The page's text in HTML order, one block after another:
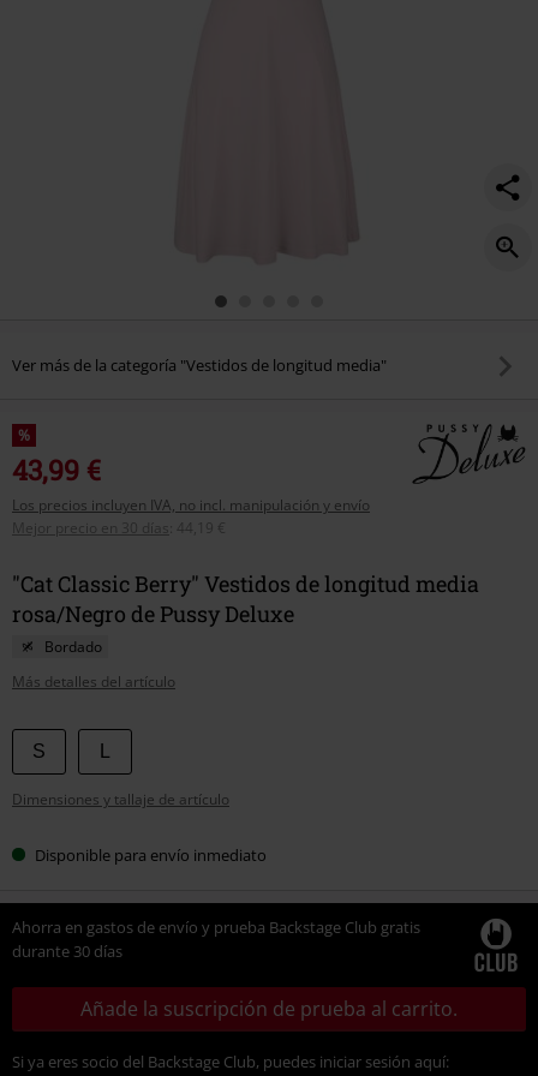
Ver más de la categoría "Vestidos de longitud media"
%
43,99 €
Los precios incluyen IVA, no incl. manipulación y envío
Mejor precio en 30 días
44,19 €
"Cat Classic Berry" Vestidos de longitud media
rosa/Negro de Pussy Deluxe
Bordado
Más detalles del artículo
Elige
tu
talla
S
Dimensiones y tallaje de artículo
Disponible para envío inmediato
Ahorra en gastos de envío y prueba Backstage Club gratis
durante 30 días
Añade la suscripción de prueba al carrito.
Si ya eres socio del Backstage Club, puedes iniciar sesión aquí: